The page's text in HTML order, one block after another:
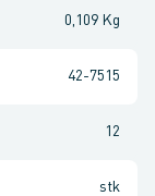
0,109 Kg
42-7515
12
stk